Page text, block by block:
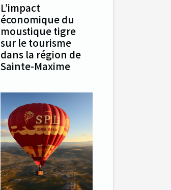
L’impact
économique du
moustique tigre
sur le tourisme
dans la région de
Sainte-Maxime